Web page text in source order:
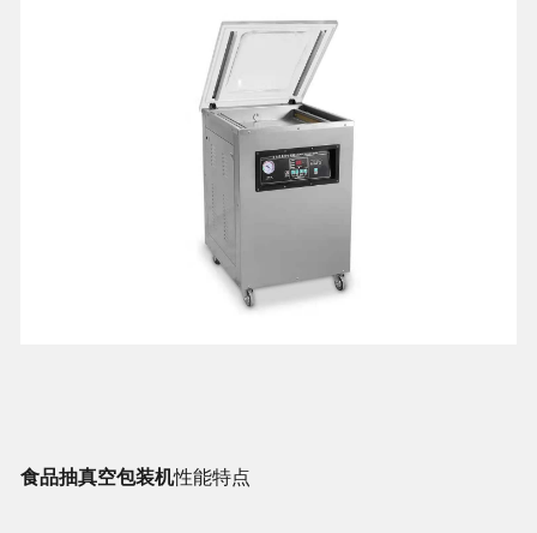
食品抽真空包装机性能特点